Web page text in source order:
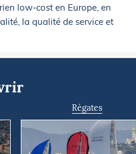
low-cost en Europe, en
la qualité de service et
Régates